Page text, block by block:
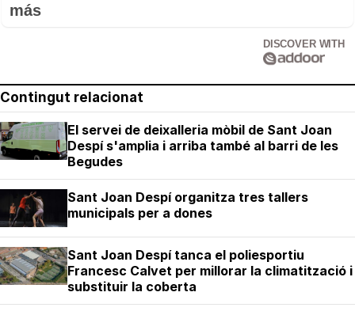
más
DISCOVER WITH
Contingut relacionat
El servei de deixalleria mòbil de Sant Joan
Despí s'amplia i arriba també al barri de les
Begudes
Sant Joan Despí organitza tres tallers
municipals per a dones
Sant Joan Despí tanca el poliesportiu
Francesc Calvet per millorar la climatització i
substituir la coberta